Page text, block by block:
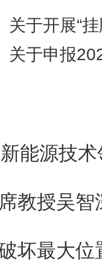
法第二条
执行。
关）负责
、审核及
展“挂牌绿色通道”服
申报2024年度朝阳区
坏最大位